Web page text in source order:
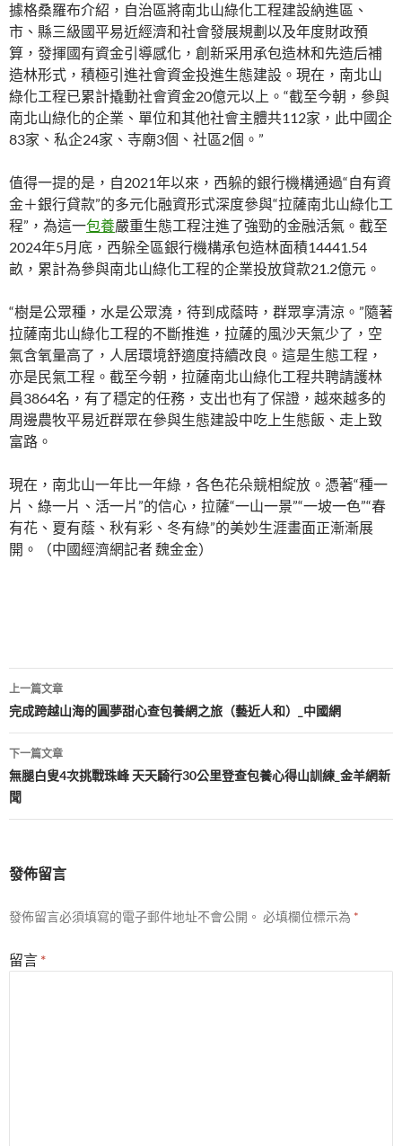
據格桑羅布介紹，自治區將南北山綠化工程建設納進區、
市、縣三級國平易近經濟和社會發展規劃以及年度財政預
算，發揮國有資金引導感化，創新采用承包造林和先造后補
造林形式，積極引進社會資金投進生態建設。現在，南北山
綠化工程已累計撬動社會資金20億元以上。“截至今朝，參與
南北山綠化的企業、單位和其他社會主體共112家，此中國企
83家、私企24家、寺廟3個、社區2個。”
值得一提的是，自2021年以來，西躲的銀行機構通過“自有資
金＋銀行貸款”的多元化融資形式深度參與“拉薩南北山綠化工
程”，為這一包養嚴重生態工程注進了強勁的金融活氣。截至
2024年5月底，西躲全區銀行機構承包造林面積14441.54
畝，累計為參與南北山綠化工程的企業投放貸款21.2億元。
“樹是公眾種，水是公眾澆，待到成蔭時，群眾享清涼。”隨著
拉薩南北山綠化工程的不斷推進，拉薩的風沙天氣少了，空
氣含氧量高了，人居環境舒適度持續改良。這是生態工程，
亦是民氣工程。截至今朝，拉薩南北山綠化工程共聘請護林
員3864名，有了穩定的任務，支出也有了保證，越來越多的
周邊農牧平易近群眾在參與生態建設中吃上生態飯、走上致
富路。
現在，南北山一年比一年綠，各色花朵競相綻放。憑著“種一
片、綠一片、活一片”的信心，拉薩“一山一景”“一坡一色”“春
有花、夏有蔭、秋有彩、冬有綠”的美妙生涯畫面正漸漸展
開。（中國經濟網記者 魏金金）
文
章
導
覽
上一篇文章
完成跨越山海的圓夢甜心查包養網之旅（藝近人和）_中國網
下一篇文章
無腿白叟4次挑戰珠峰 天天騎行30公里登查包養心得山訓練_金羊網新
聞
發佈留言
發佈留言必須填寫的電子郵件地址不會公開。 必填欄位標示為 *
留言 *